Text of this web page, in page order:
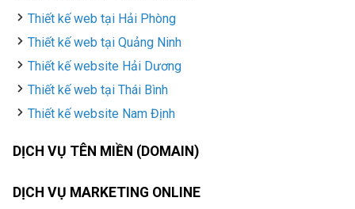
Thiết kế web tại Hải Phòng
Thiết kế web tại Quảng Ninh
Thiết kế website Hải Dương
Thiết kế web tại Thái Bình
Thiết kế website Nam Định
DỊCH VỤ TÊN MIỀN (DOMAIN)
DỊCH VỤ MARKETING ONLINE